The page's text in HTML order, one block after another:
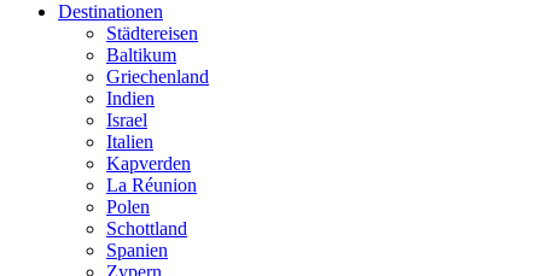
Destinationen
Städtereisen
Baltikum
Griechenland
Indien
Israel
Italien
Kapverden
La Réunion
Polen
Schottland
Spanien